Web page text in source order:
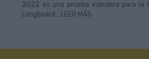
2022 es una prueba valedera para la
Longboard... LEER MÁS